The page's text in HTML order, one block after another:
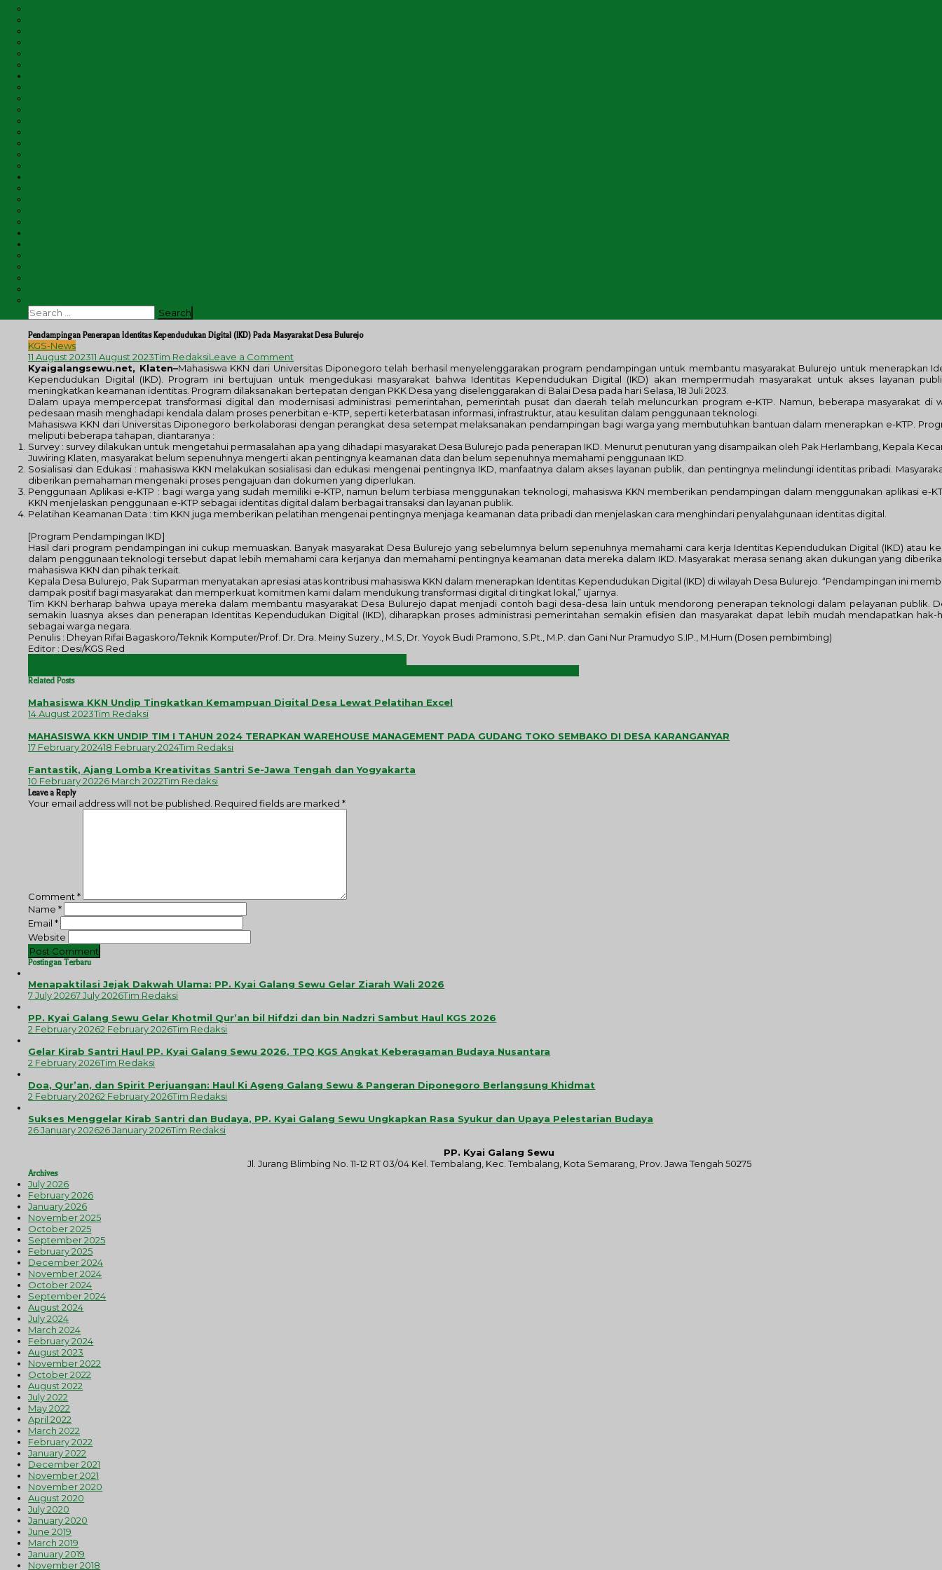
Search
for:
Pendampingan Penerapan Identitas Kependudukan Digital (IKD) Pada Masyarakat Desa Bulurejo
KGS-News
11 August 202311 August 2023Tim RedaksiLeave a Comment
Pendampingan
Penerapan
Identitas
Kependudukan
Digital
(IKD)
Masyarakat
Desa
Bulurejo
Kyaigalangsewu.net, Klaten–Mahasiswa KKN dari Universitas Diponegoro telah berhasil menyelenggarakan program pendampingan untuk membantu masyarakat Bulurejo untuk menerapkan
Kependudukan Digital (IKD). Program ini bertujuan untuk mengedukasi masyarakat bahwa Identitas Kependudukan Digital (IKD) akan mempermudah masyarakat untuk akses layanan
meningkatkan keamanan identitas. Program dilaksanakan bertepatan dengan PKK Desa yang diselenggarakan di Balai Desa pada hari Selasa, 18 Juli 2023.
Dalam upaya mempercepat transformasi digital dan modernisasi administrasi pemerintahan, pemerintah pusat dan daerah telah meluncurkan program e-KTP. Namun, beberapa masyarakat di
pedesaan masih menghadapi kendala dalam proses penerbitan e-KTP, seperti keterbatasan informasi, infrastruktur, atau kesulitan dalam penggunaan teknologi.
Mahasiswa KKN dari Universitas Diponegoro berkolaborasi dengan perangkat desa setempat melaksanakan pendampingan bagi warga yang membutuhkan bantuan dalam menerapkan e-KTP.
meliputi beberapa tahapan, diantaranya :
Survey : survey dilakukan untuk mengetahui permasalahan apa yang dihadapi masyarakat Desa Bulurejo pada penerapan IKD. Menurut penuturan yang disampaikan oleh Pak Herlambang, Kepala
Juwiring Klaten, masyarakat belum sepenuhnya mengerti akan pentingnya keamanan data dan belum sepenuhnya memahami penggunaan IKD.
Sosialisasi dan Edukasi : mahasiswa KKN melakukan sosialisasi dan edukasi mengenai pentingnya IKD, manfaatnya dalam akses layanan publik, dan pentingnya melindungi identitas pribadi.
diberikan pemahaman mengenaki proses pengajuan dan dokumen yang diperlukan.
Penggunaan Aplikasi e-KTP : bagi warga yang sudah memiliki e-KTP, namun belum terbiasa menggunakan teknologi, mahasiswa KKN memberikan pendampingan dalam menggunakan aplikasi e-
KKN menjelaskan penggunaan e-KTP sebagai identitas digital dalam berbagai transaksi dan layanan publik.
Pelatihan Keamanan Data : tim KKN juga memberikan pelatihan mengenai pentingnya menjaga keamanan data pribadi dan menjelaskan cara menghindari penyalahgunaan identitas digital.
[Program Pendampingan IKD]
Hasil dari program pendampingan ini cukup memuaskan. Banyak masyarakat Desa Bulurejo yang sebelumnya belum sepenuhnya memahami cara kerja Identitas Kependudukan Digital (IKD) atau
dalam penggunaan teknologi tersebut dapat lebih memahami cara kerjanya dan memahami pentingnya keamanan data mereka dalam IKD. Masyarakat merasa senang akan dukungan yang
mahasiswa KKN dan pihak terkait.
Kepala Desa Bulurejo, Pak Suparman menyatakan apresiasi atas kontribusi mahasiswa KKN dalam menerapkan Identitas Kependudukan Digital (IKD) di wilayah Desa Bulurejo. “Pendampingan ini
dampak positif bagi masyarakat dan memperkuat komitmen kami dalam mendukung transformasi digital di tingkat lokal,” ujarnya.
Tim KKN berharap bahwa upaya mereka dalam membantu masyarakat Desa Bulurejo dapat menjadi contoh bagi desa-desa lain untuk mendorong penerapan teknologi dalam pelayanan publik.
semakin luasnya akses dan penerapan Identitas Kependudukan Digital (IKD), diharapkan proses administrasi pemerintahan semakin efisien dan masyarakat dapat lebih mudah mendapatkan hak-
sebagai warga negara.
Penulis : Dheyan Rifai Bagaskoro/Teknik Komputer/Prof. Dr. Dra. Meiny Suzery., M.S, Dr. Yoyok Budi Pramono, S.Pt., M.P. dan Gani Nur Pramudyo S.IP., M.Hum (Dosen pembimbing)
Editor : Desi/KGS Red
Related Posts
Mahasiswa KKN Undip Tingkatkan Kemampuan Digital Desa Lewat Pelatihan Excel
14 August 2023Tim Redaksi
MAHASISWA KKN UNDIP TIM I TAHUN 2024 TERAPKAN WAREHOUSE MANAGEMENT PADA GUDANG TOKO SEMBAKO DI DESA KARANGANYAR
17 February 202418 February 2024Tim Redaksi
Fantastik, Ajang Lomba Kreativitas Santri Se-Jawa Tengah dan Yogyakarta
10 February 20226 March 2022Tim Redaksi
Leave a Reply
Your email address will not be published. Required fields are marked*
Comment*
Name*
Email*
Website
Postingan Terbaru
Menapaktilasi Jejak Dakwah Ulama: PP. Kyai Galang Sewu Gelar Ziarah Wali 2026
7 July 20267 July 2026Tim Redaksi
PP. Kyai Galang Sewu Gelar Khotmil Qur’an bil Hifdzi dan bin Nadzri Sambut Haul KGS 2026
2 February 20262 February 2026Tim Redaksi
Gelar Kirab Santri Haul PP. Kyai Galang Sewu 2026, TPQ KGS Angkat Keberagaman Budaya Nusantara
2 February 2026Tim Redaksi
Doa, Qur’an, dan Spirit Perjuangan: Haul Ki Ageng Galang Sewu & Pangeran Diponegoro Berlangsung Khidmat
2 February 20262 February 2026Tim Redaksi
Sukses Menggelar Kirab Santri dan Budaya, PP. Kyai Galang Sewu Ungkapkan Rasa Syukur dan Upaya Pelestarian Budaya
26 January 202626 January 2026Tim Redaksi
PP. Kyai Galang Sewu
Jl. Jurang Blimbing No. 11-12 RT 03/04 Kel. Tembalang, Kec. Tembalang, Kota Semarang, Prov. Jawa Tengah 50275
Archives
July 2026
February 2026
January 2026
November 2025
October 2025
September 2025
February 2025
December 2024
November 2024
October 2024
September 2024
August 2024
July 2024
March 2024
February 2024
August 2023
November 2022
October 2022
August 2022
July 2022
May 2022
April 2022
March 2022
February 2022
January 2022
December 2021
November 2021
November 2020
August 2020
July 2020
January 2020
June 2019
March 2019
January 2019
November 2018